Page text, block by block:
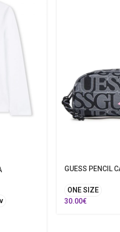
GUESS PENCIL
ONE SIZE
30.00€